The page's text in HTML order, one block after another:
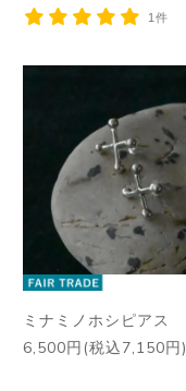
1件
ミナミノホシピアス
6,500円(税込7,150円)